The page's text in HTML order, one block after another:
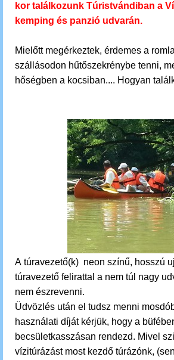
kor találkozunk Túristvándiban a
kemping és panzió udvarán.
Mielőtt megérkeztek, érdemes a
szállásodon hűtőszekrénybe tenni,
hőségben a kocsiban.... Hogyan
A túravezető(k) neon színű, hosszú
túravezető felirattal a nem túl nagy
nem észrevenni.
Üdvözlés után el tudsz menni
használati díját kérjük, hogy a
becsületkasszásan rendezd. Mivel
vízitúrázást most kezdő túrázónk,